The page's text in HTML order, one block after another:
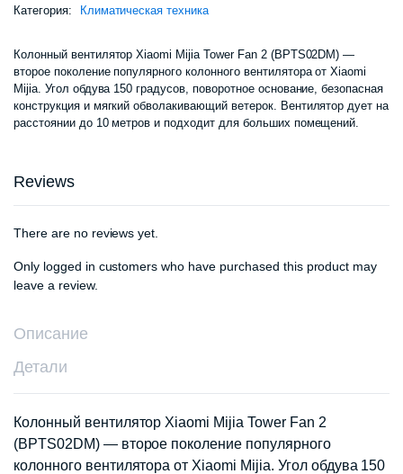
Категория: Климатическая техника
Колонный вентилятор Xiaomi Mijia Tower Fan 2 (BPTS02DM) —
второе поколение популярного колонного вентилятора от Xiaomi
Mijia. Угол обдува 150 градусов, поворотное основание, безопасная
конструкция и мягкий обволакивающий ветерок. Вентилятор дует на
расстоянии до 10 метров и подходит для больших помещений.
Reviews
There are no reviews yet.
Only logged in customers who have purchased this product may
leave a review.
Описание
Детали
Колонный вентилятор Xiaomi Mijia Tower Fan 2
(BPTS02DM) — второе поколение популярного
колонного вентилятора от Xiaomi Mijia. Угол обдува 150